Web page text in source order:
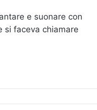
e suonare con
si faceva chiamare